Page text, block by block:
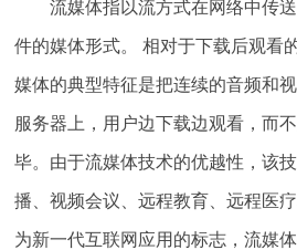
流媒体指以流方式在网络中传
件的媒体形式。 相对于下载后观看
媒体的典型特征是把连续的音频和
服务器上，用户边下载边观看，而
毕。由于流媒体技术的优越性，该
播、视频会议、远程教育、远程医
为新一代互联网应用的标志，流媒